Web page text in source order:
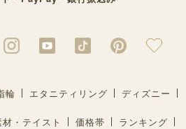
輪 エタニティリング ディズニー
・テイスト 価格帯 ランキング